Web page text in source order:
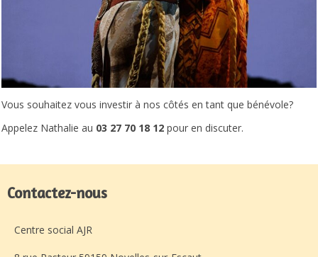
Vous souhaitez vous investir à nos côtés en tant que bénévole?
Appelez Nathalie au 03 27 70 18 12 pour en discuter.
Contactez-nous
Centre social AJR